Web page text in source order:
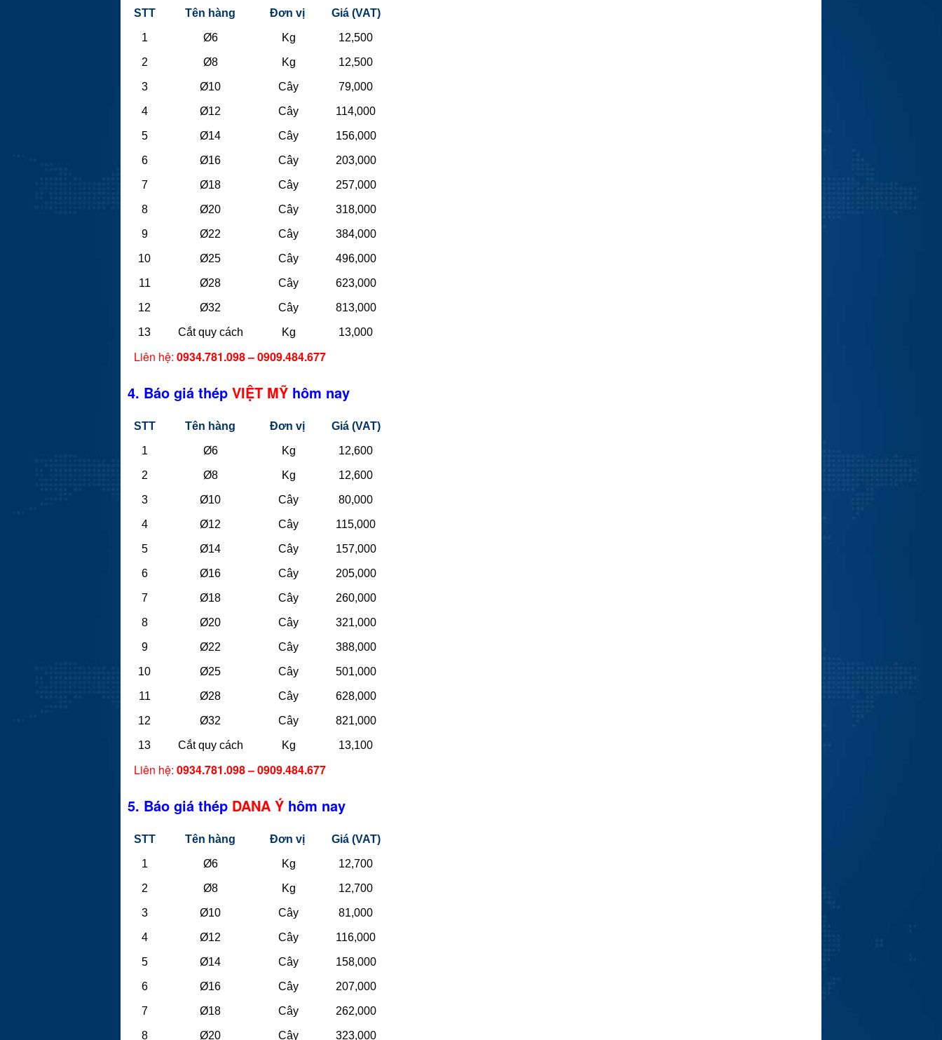
STT Tên hàng Đơn vị Giá (VAT)
1 Ø6 Kg 12,500
2 Ø8 Kg 12,500
3 Ø10 Cây 79,000
4 Ø12 Cây 114,000
5 Ø14 Cây 156,000
6 Ø16 Cây 203,000
7 Ø18 Cây 257,000
8 Ø20 Cây 318,000
9 Ø22 Cây 384,000
10 Ø25 Cây 496,000
11 Ø28 Cây 623,000
12 Ø32 Cây 813,000
13 Cắt quy cách Kg 13,000
Liên hệ: 0934.781.098 – 0909.484.677
4. Báo giá thép VIỆT MỸ hôm nay
STT Tên hàng Đơn vị Giá (VAT)
1 Ø6 Kg 12,600
2 Ø8 Kg 12,600
3 Ø10 Cây 80,000
4 Ø12 Cây 115,000
5 Ø14 Cây 157,000
6 Ø16 Cây 205,000
7 Ø18 Cây 260,000
8 Ø20 Cây 321,000
9 Ø22 Cây 388,000
10 Ø25 Cây 501,000
11 Ø28 Cây 628,000
12 Ø32 Cây 821,000
13 Cắt quy cách Kg 13,100
Liên hệ: 0934.781.098 – 0909.484.677
5. Báo giá thép DANA Ý hôm nay
STT Tên hàng Đơn vị Giá (VAT)
1 Ø6 Kg 12,700
2 Ø8 Kg 12,700
3 Ø10 Cây 81,000
4 Ø12 Cây 116,000
5 Ø14 Cây 158,000
6 Ø16 Cây 207,000
7 Ø18 Cây 262,000
8 Ø20 Cây 323,000